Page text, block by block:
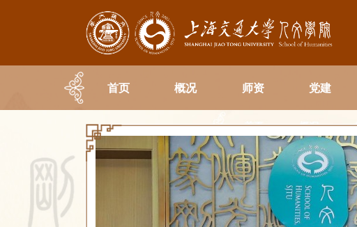
首页 概况 师资 党建